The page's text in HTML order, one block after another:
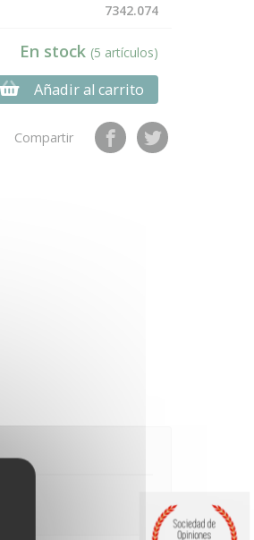
7342.074
En stock (5 artículos)
Añadir al carrito
Compartir